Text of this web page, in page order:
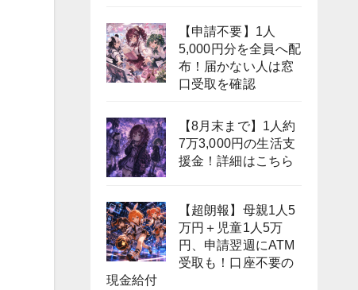
【申請不要】1人
5,000円分を全員へ配
布！届かない人は窓
口受取を確認
【8月末まで】1人約
7万3,000円の生活支
援金！詳細はこちら
【超朗報】母親1人5
万円＋児童1人5万
円、申請翌週にATM
受取も！口座不要の
現金給付